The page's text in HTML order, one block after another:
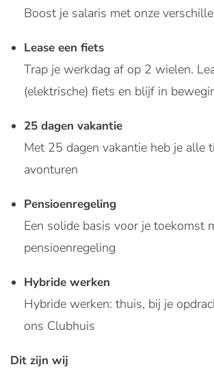
Boost je salaris met onze
Lease een fiets
Trap je werkdag af op 2 wielen.
(elektrische) fiets en blijf in
25 dagen vakantie
Met 25 dagen vakantie heb je alle
avonturen
Pensioenregeling
Een solide basis voor je toekomst
pensioenregeling
Hybride werken
Hybride werken: thuis, bij je
ons Clubhuis
Dit zijn wij